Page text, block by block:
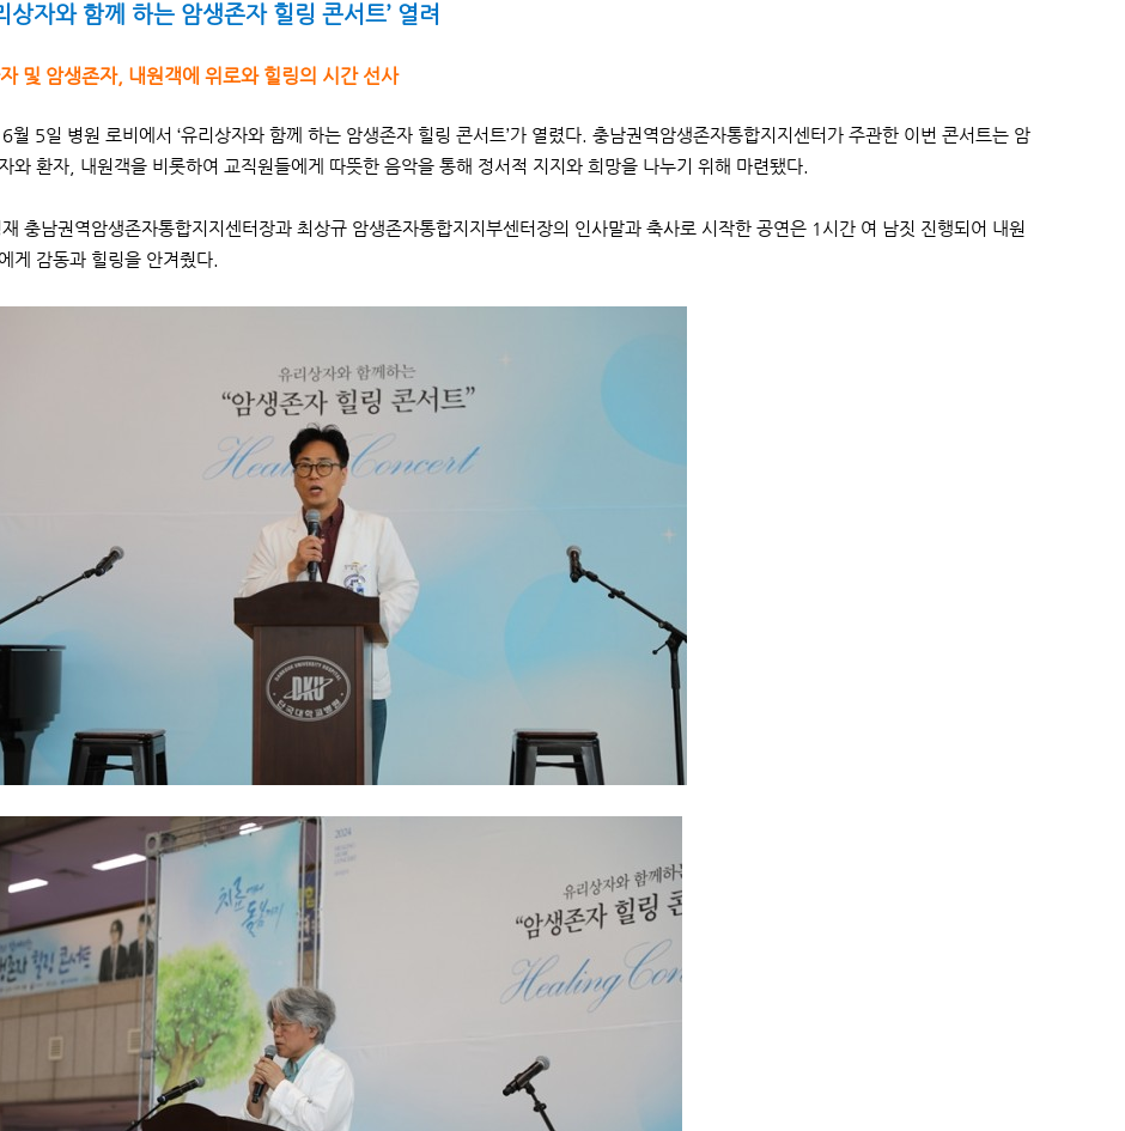
상자와 함께 하는 암생존자 힐링 콘서트’ 열려
및 암생존자, 내원객에 위로와 힐링의 시간 선사
월 5일 병원 로비에서 ‘유리상자와 함께 하는 암생존자 힐링 콘서트’가 열렸다. 충남권역암생존자통합지지센터가 주관한 이번 콘서트는 암
와 환자, 내원객을 비롯하여 교직원들에게 따뜻한 음악을 통해 정서적 지지와 희망을 나누기 위해 마련됐다.
재 충남권역암생존자통합지지센터장과 최상규 암생존자통합지지부센터장의 인사말과 축사로 시작한 공연은 1시간 여 남짓 진행되어 내원
게 감동과 힐링을 안겨줬다.